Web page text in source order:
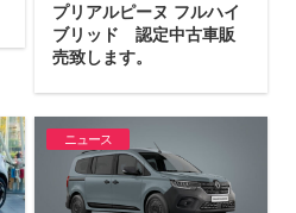
プリアルピーヌ フルハイ
ブリッド 認定中古車販
売致します。
ニュース